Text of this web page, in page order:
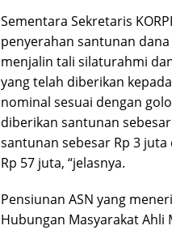
Sementara Sekretaris
penyerahan santunan
menjalin tali silaturahmi
yang telah diberikan
nominal sesuai dengan
diberikan santunan
santunan sebesar Rp 3
Rp 57 juta, “jelasnya.
Pensiunan ASN yang
Hubungan Masyarakat Ahli